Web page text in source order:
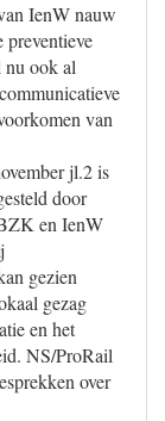
IenW nauw
preventieve
nu ook al
van
jl.2 is
door
en IenW
gezien
gezag
en het
NS/ProRail
over